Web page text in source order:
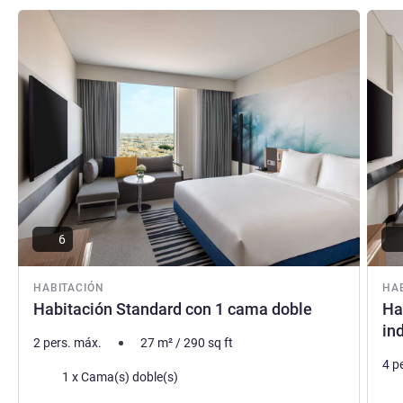
cómoda y memorable.
Ms Hessa ALMAZROA, Gestión hotelera
HABITACIÓN
Habitación Standard con 1 cama doble
Más información
6
2 pers. máx. 27 m²/290 sq ft
Ropa de cama
1 x Cama(s) doble(s)
Más
4